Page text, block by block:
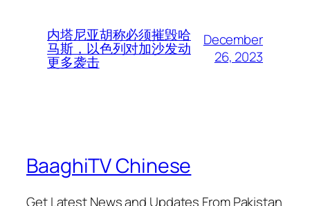
内塔尼亚胡称必须摧毁哈
马斯，以色列对加沙发动
更多袭击
December
26, 2023
BaaghiTV Chinese
Get Latest News and Updates From Pakistan